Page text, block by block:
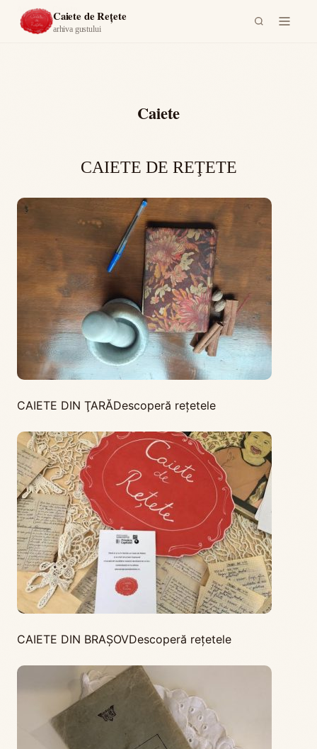
Caiete de Rețete
arhiva gustului
Acasă ›
Caiete
CAIETE DE REŢETE
CAIETE DIN ŢARĂDescoperă rețetele
CAIETE DIN BRAŞOVDescoperă rețetele